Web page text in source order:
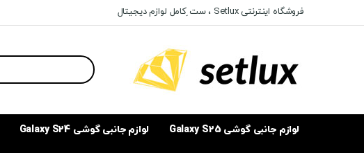
to
to
فروشگاه اینترنتی Setlux ، ست ِکامل لوازم دیجیتال
Search
for:
لوازم جانبی گوشی Galaxy S25 لوازم جانبی گوشی Galaxy S24